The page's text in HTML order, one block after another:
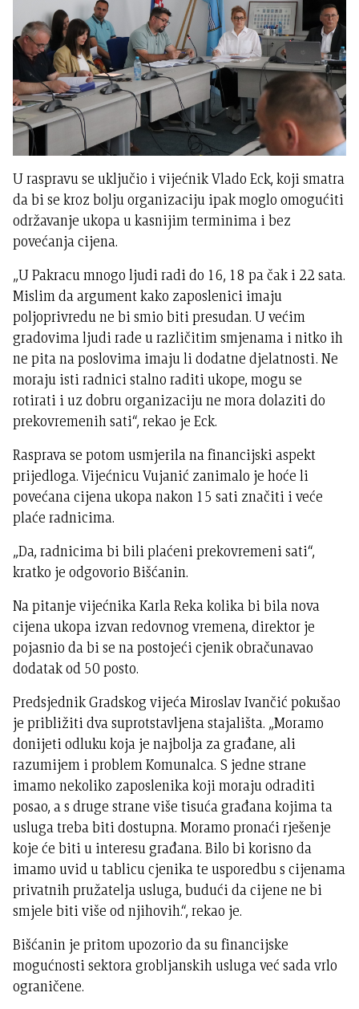
U raspravu se uključio i vijećnik Vlado Eck, koji smatra
da bi se kroz bolju organizaciju ipak moglo omogućiti
održavanje ukopa u kasnijim terminima i bez
povećanja cijena.
„U Pakracu mnogo ljudi radi do 16, 18 pa čak i 22 sata.
Mislim da argument kako zaposlenici imaju
poljoprivredu ne bi smio biti presudan. U većim
gradovima ljudi rade u različitim smjenama i nitko ih
ne pita na poslovima imaju li dodatne djelatnosti. Ne
moraju isti radnici stalno raditi ukope, mogu se
rotirati i uz dobru organizaciju ne mora dolaziti do
prekovremenih sati“, rekao je Eck.
Rasprava se potom usmjerila na financijski aspekt
prijedloga. Vijećnicu Vujanić zanimalo je hoće li
povećana cijena ukopa nakon 15 sati značiti i veće
plaće radnicima.
„Da, radnicima bi bili plaćeni prekovremeni sati“,
kratko je odgovorio Bišćanin.
Na pitanje vijećnika Karla Reka kolika bi bila nova
cijena ukopa izvan redovnog vremena, direktor je
pojasnio da bi se na postojeći cjenik obračunavao
dodatak od 50 posto.
Predsjednik Gradskog vijeća Miroslav Ivančić pokušao
je približiti dva suprotstavljena stajališta. „Moramo
donijeti odluku koja je najbolja za građane, ali
razumijem i problem Komunalca. S jedne strane
imamo nekoliko zaposlenika koji moraju odraditi
posao, a s druge strane više tisuća građana kojima ta
usluga treba biti dostupna. Moramo pronaći rješenje
koje će biti u interesu građana. Bilo bi korisno da
imamo uvid u tablicu cjenika te usporedbu s cijenama
privatnih pružatelja usluga, budući da cijene ne bi
smjele biti više od njihovih.“, rekao je.
Bišćanin je pritom upozorio da su financijske
mogućnosti sektora grobljanskih usluga već sada vrlo
ograničene.